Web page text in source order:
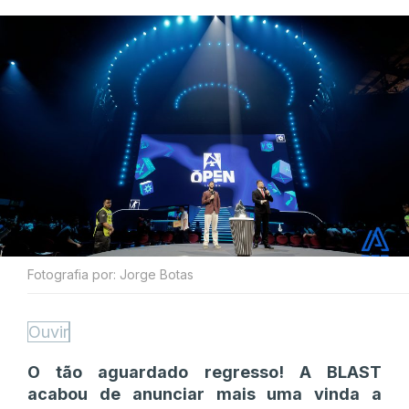
Fotografia por: Jorge Botas
Ouvir
O tão aguardado regresso! A BLAST
acabou de anunciar mais uma vinda a